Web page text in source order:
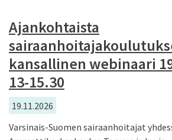
Ajankohtaista
kansallinen webinaari
13-15.30
19.11.2026
Varsinais-Suomen sairaanhoitajat